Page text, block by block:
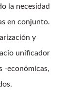
la necesidad
en conjunto.
y
unificador
-económicas,